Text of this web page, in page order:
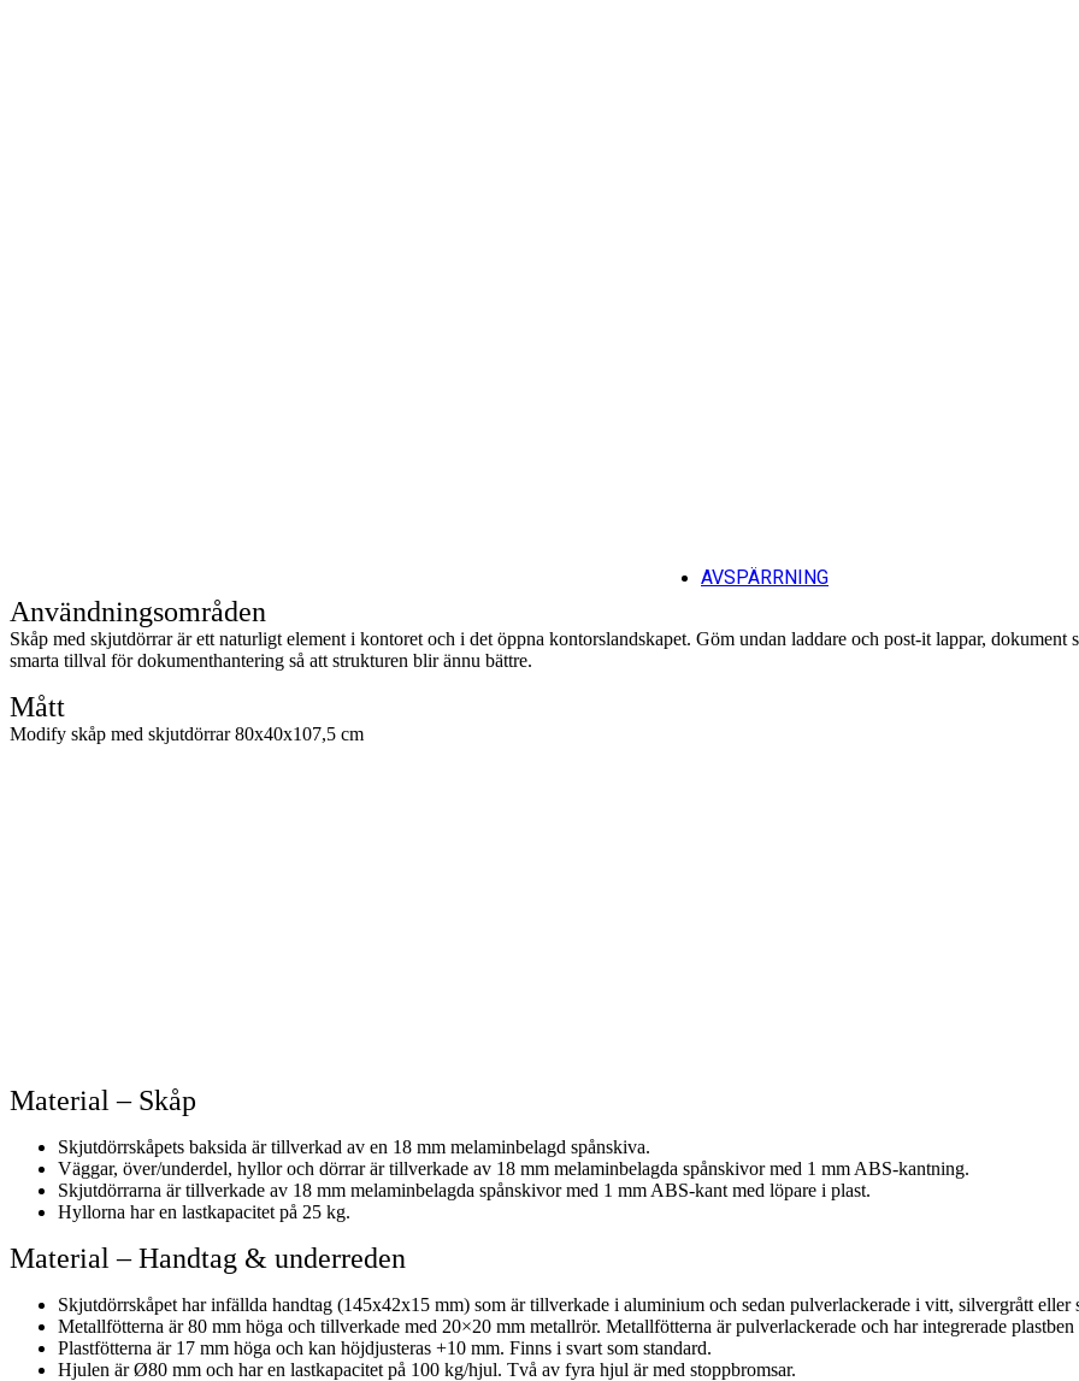
AVSPÄRRNING
Användningsområden
Skåp med skjutdörrar är ett naturligt element i kontoret och i det öppna kontorslandskapet. Göm undan laddare och post-it lappar,
smarta tillval för dokumenthantering så att strukturen blir ännu bättre.
Mått
Modify skåp med skjutdörrar 80x40x107,5 cm
Material – Skåp
Skjutdörrskåpets baksida är tillverkad av en 18 mm melaminbelagd spånskiva.
Väggar, över/underdel, hyllor och dörrar är tillverkade av 18 mm melaminbelagda spånskivor med 1 mm ABS-kantning.
Skjutdörrarna är tillverkade av 18 mm melaminbelagda spånskivor med 1 mm ABS-kant med löpare i plast.
Hyllorna har en lastkapacitet på 25 kg.
Material – Handtag & underreden
Skjutdörrskåpet har infällda handtag (145x42x15 mm) som är tillverkade i aluminium och sedan pulverlackerade i vitt, silvergrått eller
Metallfötterna är 80 mm höga och tillverkade med 20×20 mm metallrör. Metallfötterna är pulverlackerade och har integrerade
Plastfötterna är 17 mm höga och kan höjdjusteras +10 mm. Finns i svart som standard.
Hjulen är Ø80 mm och har en lastkapacitet på 100 kg/hjul. Två av fyra hjul är med stoppbromsar.